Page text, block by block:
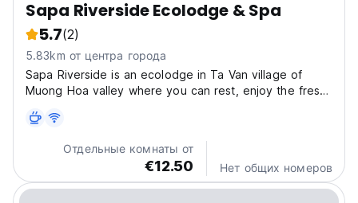
Sapa Riverside Ecolodge & Spa
5.7(2)
5.83km от центра города
Sapa Riverside is an ecolodge in Ta Van village of
Muong Hoa valley where you can rest, enjoy the fresh
local foods or drinks at our best restaurant and café in
the Village! We also have a wide range...
Отдельные комнаты от
€12.50 Нет общих номеров